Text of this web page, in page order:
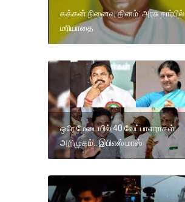
கக்கன் நினைவு தினம்: அரசு சார்பில்
மரியாதை
ஒரே மேடையில் 40 வேட்பாளராகள்
அறிமுகம்.. இபிஎஸ் மாஸ்